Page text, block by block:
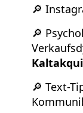
🔎
🔎
🔎 Text-